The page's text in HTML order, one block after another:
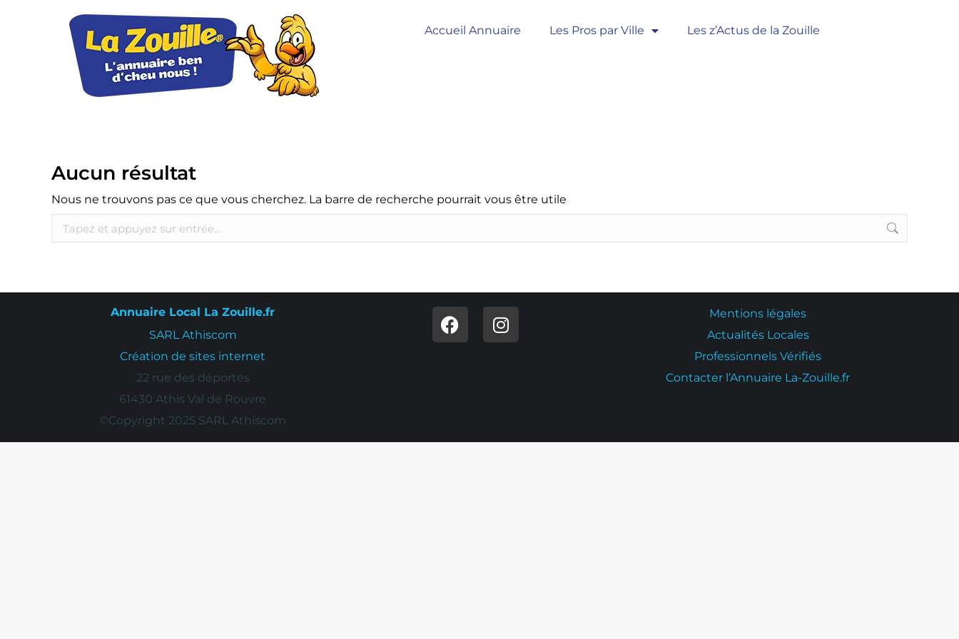
Accueil Annuaire Les Pros par Ville Les z’Actus de la Zouille
Aucun résultat
Nous ne trouvons pas ce que vous cherchez. La barre de recherche pourrait vous être utile
Annuaire Local La Zouille.fr
SARL Athiscom
Création de sites internet
22 rue des déportés
61430 Athis Val de Rouvre
©Copyright 2025 SARL Athiscom
Mentions légales
Actualités Locales
Professionnels Vérifiés
Contacter l’Annuaire La-Zouille.fr